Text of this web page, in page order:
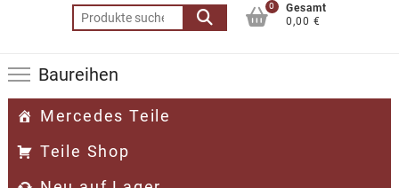
Suchen
nach:
0
Gesamt
0,00 €
Baureihen
Mercedes Teile
Teile Shop